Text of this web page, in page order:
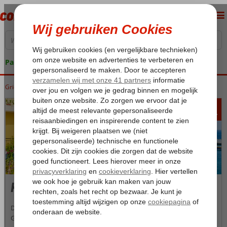
Pakketgarantie
Home
Griekenland Samos Samos Kokkari
p.p.
Kokkari
Denk je aan Griekenland? Grote kans dat je dan direct een typisch
Grieks plaatsje met smalle straatjes, boetiekjes met hebbedingetjes,